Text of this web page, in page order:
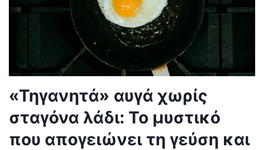
«Τηγανητά» αυγά χωρίς
σταγόνα λάδι: Το μυστικό
που απογειώνει τη γεύση και